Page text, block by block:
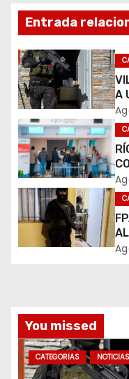
ó
n
d
e
e
n
t
r
a
a
s
Entrada
A
You missed
CATEGORIAS NOTICIAS